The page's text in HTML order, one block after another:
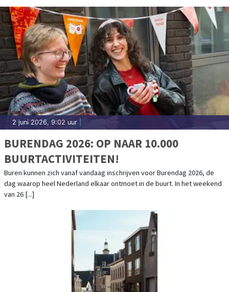
2 juni 2026, 9:02 uur
BURENDAG 2026: OP NAAR 10.000
BUURTACTIVITEITEN!
Buren kunnen zich vanaf vandaag inschrijven voor Burendag 2026, de
dag waarop heel Nederland elkaar ontmoet in de buurt. In het weekend
van 26 [...]